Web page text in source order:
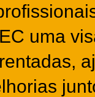
uma